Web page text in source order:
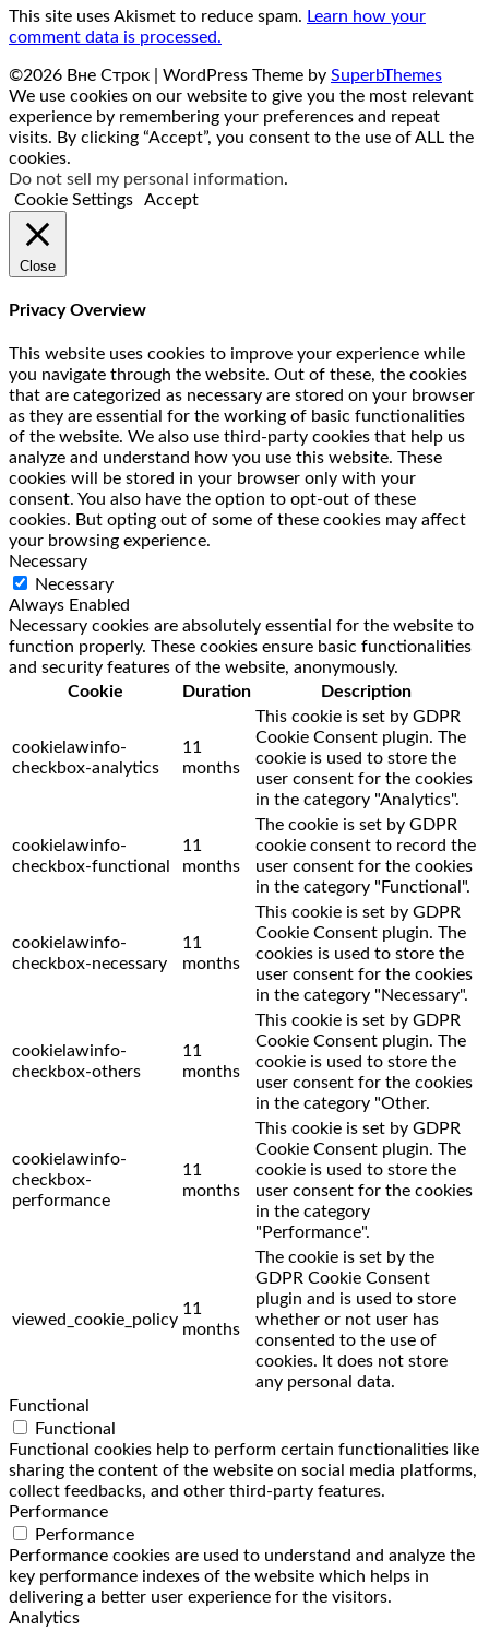
This site uses Akismet to reduce spam. Learn how your
comment data is processed.
©2026 Вне Строк | WordPress Theme by SuperbThemes
We use cookies on our website to give you the most relevant
experience by remembering your preferences and repeat
visits. By clicking “Accept”, you consent to the use of ALL the
cookies.
Do not sell my personal information.
Cookie Settings
Accept
Close
Privacy Overview
This website uses cookies to improve your experience while
you navigate through the website. Out of these, the cookies
that are categorized as necessary are stored on your browser
as they are essential for the working of basic functionalities
of the website. We also use third-party cookies that help us
analyze and understand how you use this website. These
cookies will be stored in your browser only with your
consent. You also have the option to opt-out of these
cookies. But opting out of some of these cookies may affect
your browsing experience.
Necessary
Necessary
Always Enabled
Necessary cookies are absolutely essential for the website to
function properly. These cookies ensure basic functionalities
and security features of the website, anonymously.
Cookie
Duration Description
cookielawinfo-
checkbox-analytics
11
months
This cookie is set by GDPR
Cookie Consent plugin. The
cookie is used to store the
user consent for the cookies
in the category "Analytics".
cookielawinfo-
checkbox-functional
11
months
The cookie is set by GDPR
cookie consent to record the
user consent for the cookies
in the category "Functional".
cookielawinfo-
checkbox-necessary
11
months
This cookie is set by GDPR
Cookie Consent plugin. The
cookies is used to store the
user consent for the cookies
in the category "Necessary".
cookielawinfo-
checkbox-others
11
months
This cookie is set by GDPR
Cookie Consent plugin. The
cookie is used to store the
user consent for the cookies
in the category "Other.
cookielawinfo-
checkbox-
performance
11
months
This cookie is set by GDPR
Cookie Consent plugin. The
cookie is used to store the
user consent for the cookies
in the category
"Performance".
viewed_cookie_policy
11
months
The cookie is set by the
GDPR Cookie Consent
plugin and is used to store
whether or not user has
consented to the use of
cookies. It does not store
any personal data.
Functional
Functional
Functional cookies help to perform certain functionalities like
sharing the content of the website on social media platforms,
collect feedbacks, and other third-party features.
Performance
Performance
Performance cookies are used to understand and analyze the
key performance indexes of the website which helps in
delivering a better user experience for the visitors.
Analytics